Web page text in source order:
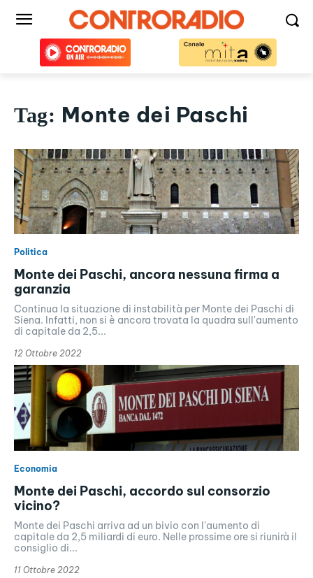
Tag: Monte dei Paschi
Politica
Monte dei Paschi, ancora nessuna firma a
garanzia
Continua la situazione di instabilità per Monte dei Paschi di
Siena. Infatti, non si è ancora trovata la quadra sull'aumento
di capitale da 2,5...
12 Ottobre 2022
Economia
Monte dei Paschi, accordo sul consorzio
vicino?
Monte dei Paschi arriva ad un bivio con l'aumento di
capitale da 2,5 miliardi di euro. Nelle prossime ore si riunirà il
consiglio di...
11 Ottobre 2022